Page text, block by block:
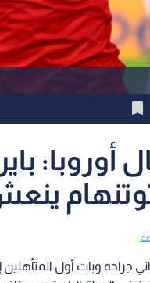
أوروبا:
جراحه وبات أول